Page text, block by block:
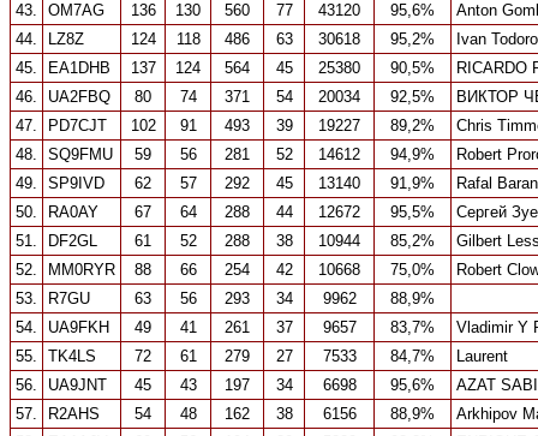
43.
OM7AG 136 130 560 77 43120 95,6%
Anton
44.
LZ8Z 124 118 486 63 30618 95,2%
Ivan
45.
EA1DHB 137 124 564 45 25380 90,5%
RICARDO
46.
UA2FBQ 80 74 371 54 20034 92,5%
ВИКТОР
47.
PD7CJT 102 91 493 39 19227 89,2%
Chris
48.
SQ9FMU 59 56 281 52 14612 94,9%
Robert
49.
SP9IVD 62 57 292 45 13140 91,9%
Rafal Baran
50.
RA0AY 67 64 288 44 12672 95,5%
Сергей
51.
DF2GL 61 52 288 38 10944 85,2%
Gilbert
52.
MM0RYR 88 66 254 42 10668 75,0%
Robert
53.
R7GU 63 56 293 34 9962
88,9%
54.
UA9FKH 49 41 261 37 9657 83,7%
Vladimir Y
55.
TK4LS 72 61 279 27 7533 84,7%
Laurent
56.
UA9JNT 45 43 197 34 6698 95,6%
AZAT
57.
R2AHS 54 48 162 38 6156 88,9%
Arkhipov